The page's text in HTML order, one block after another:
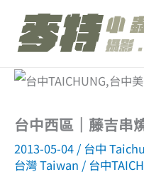
台中西區｜藤吉串
2013-05-04 / 台中
台灣 Taiwan / 台中